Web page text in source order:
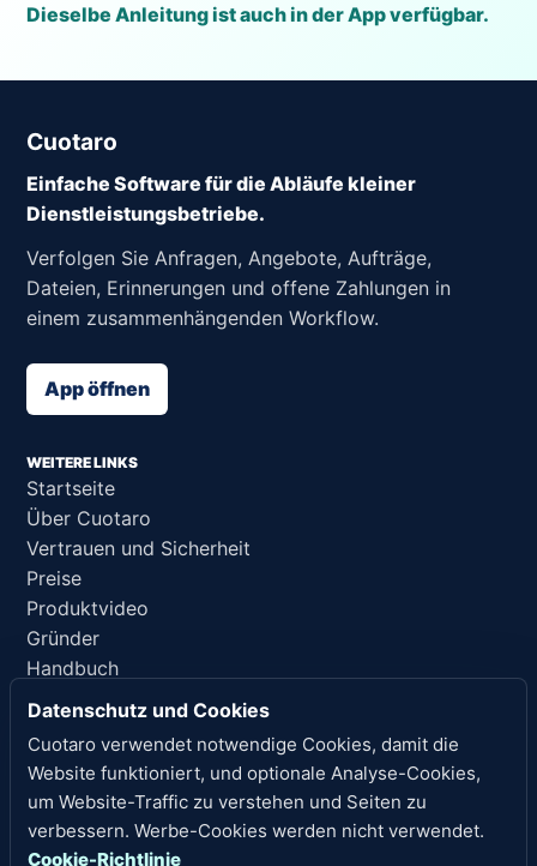
Dieselbe Anleitung ist auch in der App verfügbar.
Cuotaro
Einfache Software für die Abläufe kleiner
Dienstleistungsbetriebe.
Verfolgen Sie Anfragen, Angebote, Aufträge,
Dateien, Erinnerungen und offene Zahlungen in
einem zusammenhängenden Workflow.
App öffnen
WEITERE LINKS
Startseite
Über Cuotaro
Vertrauen und Sicherheit
Preise
Produktvideo
Gründer
Handbuch
Support
RECHTLICHE HINWEISE
Datenschutz
Nutzungsbedingungen
Datenschutz und Cookies
Cuotaro verwendet notwendige Cookies, damit die
Website funktioniert, und optionale Analyse-Cookies,
um Website-Traffic zu verstehen und Seiten zu
verbessern. Werbe-Cookies werden nicht verwendet.
Cookie-Richtlinie